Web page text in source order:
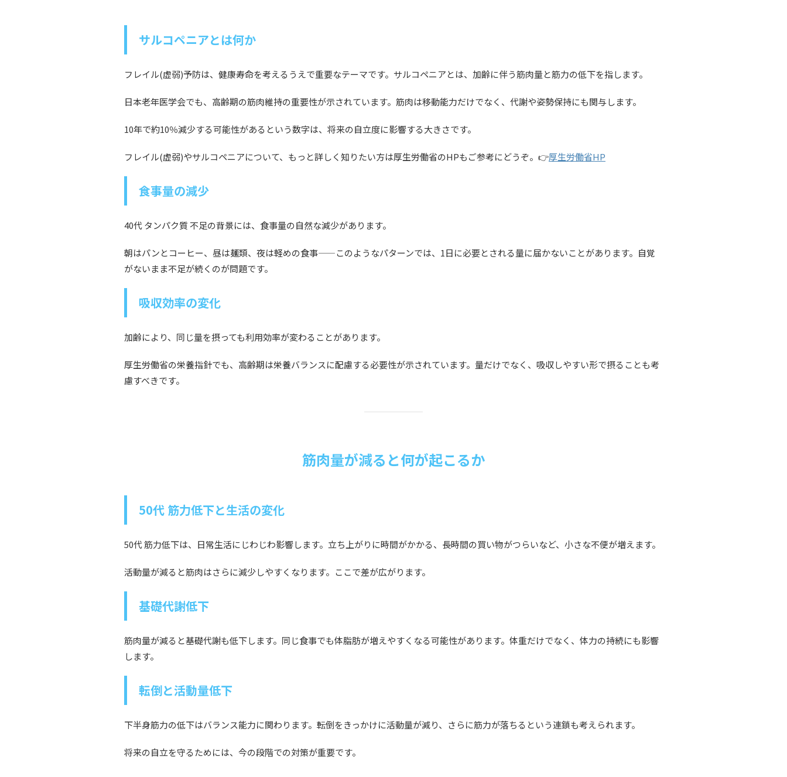
サルコペニアとは何か
フレイル(虚弱)予防は、健康寿命を考えるうえで重要なテーマです。サルコペニアとは、加齢に伴う筋肉量と筋力の低下を指します。
日本老年医学会でも、高齢期の筋肉維持の重要性が示されています。筋肉は移動能力だけでなく、代謝や姿勢保持にも関与します。
10年で約10％減少する可能性があるという数字は、将来の自立度に影響する大きさです。
フレイル(虚弱)やサルコペニアについて、もっと詳しく知りたい方は厚生労働省のHPもご参考にどうぞ。👉️厚生労働省HP
食事量の減少
40代 タンパク質 不足の背景には、食事量の自然な減少があります。
朝はパンとコーヒー、昼は麺類、夜は軽めの食事——このようなパターンでは、1日に必要とされる量に届かないことがあります。自覚
がないまま不足が続くのが問題です。
吸収効率の変化
加齢により、同じ量を摂っても利用効率が変わることがあります。
厚生労働省の栄養指針でも、高齢期は栄養バランスに配慮する必要性が示されています。量だけでなく、吸収しやすい形で摂ることも考
慮すべきです。
筋肉量が減ると何が起こるか
50代 筋力低下と生活の変化
50代 筋力低下は、日常生活にじわじわ影響します。立ち上がりに時間がかかる、長時間の買い物がつらいなど、小さな不便が増えます。
活動量が減ると筋肉はさらに減少しやすくなります。ここで差が広がります。
基礎代謝低下
筋肉量が減ると基礎代謝も低下します。同じ食事でも体脂肪が増えやすくなる可能性があります。体重だけでなく、体力の持続にも影響
します。
転倒と活動量低下
下半身筋力の低下はバランス能力に関わります。転倒をきっかけに活動量が減り、さらに筋力が落ちるという連鎖も考えられます。
将来の自立を守るためには、今の段階での対策が重要です。